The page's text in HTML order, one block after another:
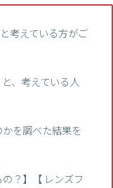
考えている方がご
、考えている人
を調べた結果を
？】【 レンズフ